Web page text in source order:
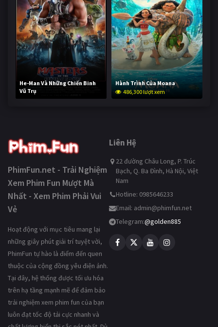
He-Man Và Những Chiến Binh
Vũ Trụ
234,417 lượt xem
Hành Trình Của Moana
486,300 lượt xem
PhimFun.net - Trải Nghiệm
Xem Phim Fun Mượt Mà
Nhất - Xem Phim Phải Vui
Vẻ
Hoạt động với mục tiêu mang lại
những giây phút giải trí tuyệt vời,
PhimFun tự hào là điểm đến quen
thuộc của cộng đồng yêu điện ảnh.
Tại đây, hệ thống được tối ưu hóa
trên hạ tầng mạnh mẽ để đảm bảo
trải nghiệm xem phim fun của bạn
luôn đạt tốc độ tải cực nhanh và
Liên Hệ
22 đường Châu Long, P. Trúc
Bạch, Q. Ba Đình, Hà Nội, Việt
Nam
Hotline: 0985646233
Email: admin@phimfun.net
Telegram:@golden885